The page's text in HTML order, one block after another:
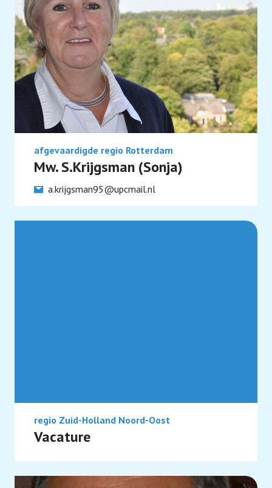
afgevaardigde regio Rotterdam
Mw. S.Krijgsman (Sonja)
a.krijgsman95@upcmail.nl
regio Zuid-Holland Noord-Oost
Vacature